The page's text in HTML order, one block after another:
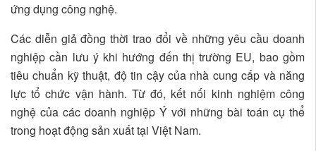
ứng dụng công nghệ.
Các diễn giả đồng thời trao đổi về những yêu cầu doanh
nghiệp cần lưu ý khi hướng đến thị trường EU, bao gồm
tiêu chuẩn kỹ thuật, độ tin cậy của nhà cung cấp và năng
lực tổ chức vận hành. Từ đó, kết nối kinh nghiệm công
nghệ của các doanh nghiệp Ý với những bài toán cụ thể
trong hoạt động sản xuất tại Việt Nam.